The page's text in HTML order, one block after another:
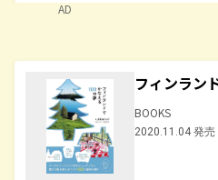
AD
フィンラン
BOOKS
2020.11.04 発売